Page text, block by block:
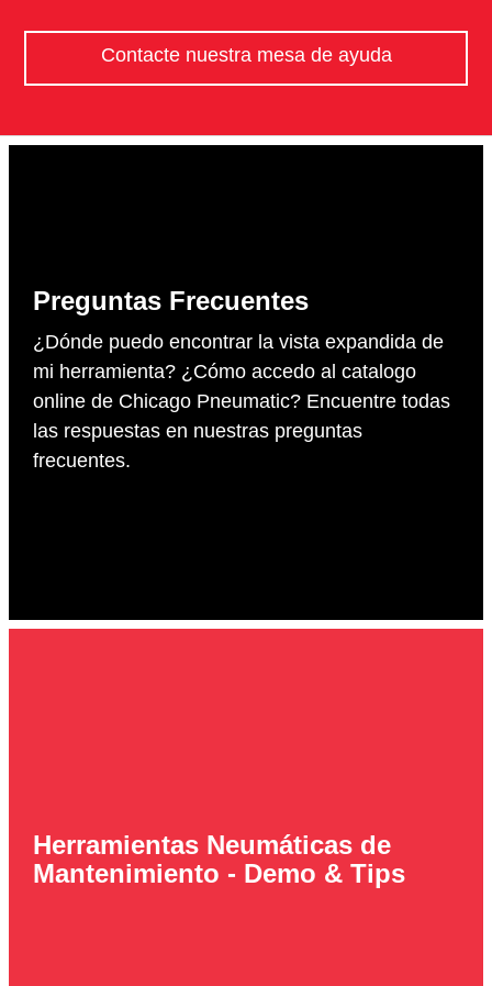
Contacte nuestra mesa de ayuda
Preguntas Frecuentes
¿Dónde puedo encontrar la vista expandida de
mi herramienta? ¿Cómo accedo al catalogo
online de Chicago Pneumatic? Encuentre todas
las respuestas en nuestras preguntas
frecuentes.
Herramientas Neumáticas de
Mantenimiento - Demo & Tips